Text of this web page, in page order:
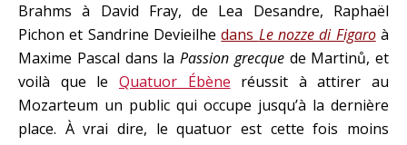
Brahms à David Fray, de Lea Desandre, Raphaël
Pichon et Sandrine Devieilhedans Le nozze di Figaroà
Maxime Pascal dans la Passion grecquede Martinů, et
voilà que le Quatuor Ébène réussit à attirer au
Mozarteum un public qui occupe jusqu’à la dernière
place. À vrai dire, le quatuor est cette fois moins